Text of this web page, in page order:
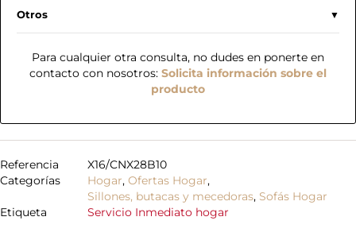
Otros
Para cualquier otra consulta, no dudes en ponerte en
contacto con nosotros: Solicita información sobre el
producto
Referencia
X16/CNX28B10
Categorías
Hogar, Ofertas Hogar,
Sillones, butacas y mecedoras, Sofás Hogar
Etiqueta
Servicio Inmediato hogar